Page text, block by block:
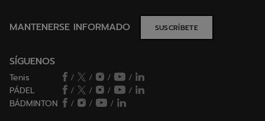
MANTENERSE INFORMADO SUSCRÍBETE
SÍGUENOS
Tenis / / /
/
PÁDEL
/ / /
/
BÁDMINTON
/ / /